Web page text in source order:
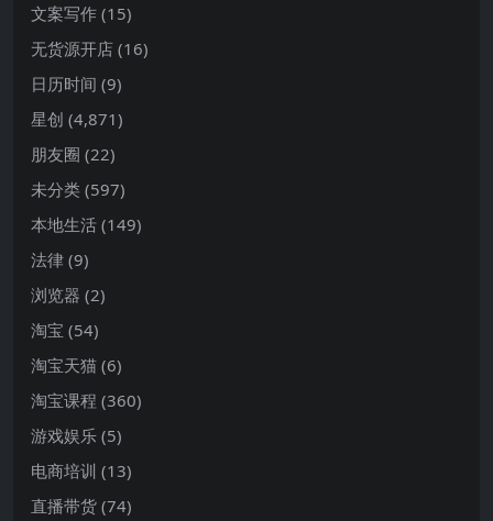
文案写作 (15)
无货源开店 (16)
日历时间 (9)
星创 (4,871)
朋友圈 (22)
未分类 (597)
本地生活 (149)
法律 (9)
浏览器 (2)
淘宝 (54)
淘宝天猫 (6)
淘宝课程 (360)
游戏娱乐 (5)
电商培训 (13)
直播带货 (74)